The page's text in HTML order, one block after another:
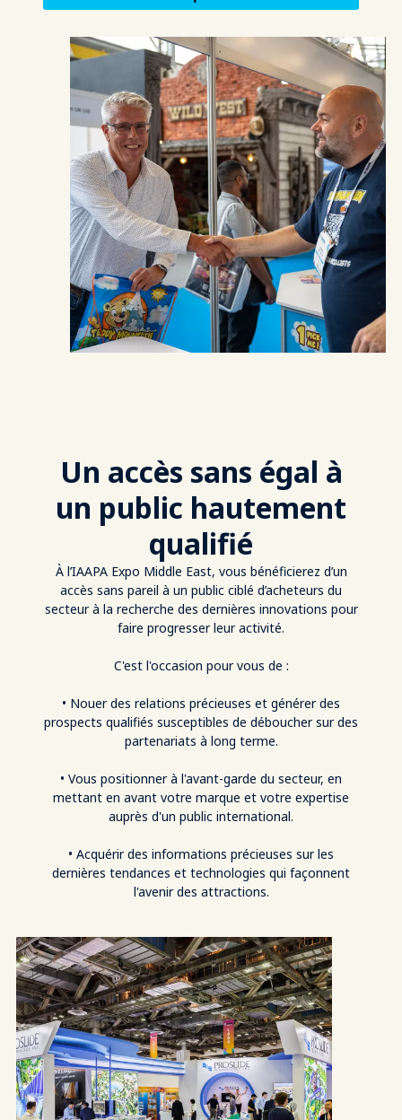
Un accès sans égal à
un public hautement
qualifié
À l’IAAPA Expo Middle East, vous bénéficierez d’un
accès sans pareil à un public ciblé d’acheteurs du
secteur à la recherche des dernières innovations pour
faire progresser leur activité.
C'est l'occasion pour vous de :
• Nouer des relations précieuses et générer des
prospects qualifiés susceptibles de déboucher sur des
partenariats à long terme.
• Vous positionner à l'avant-garde du secteur, en
mettant en avant votre marque et votre expertise
auprès d'un public international.
• Acquérir des informations précieuses sur les
dernières tendances et technologies qui façonnent
l'avenir des attractions.